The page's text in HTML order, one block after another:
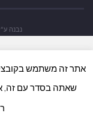
נבנה ע"י
שאתה בסדר עם זה,